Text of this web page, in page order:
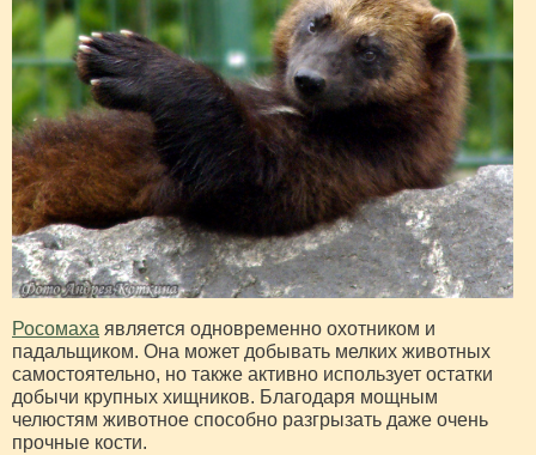
Росомаха является одновременно охотником и
падальщиком. Она может добывать мелких животных
самостоятельно, но также активно использует остатки
добычи крупных хищников. Благодаря мощным
челюстям животное способно разгрызать даже очень
прочные кости.